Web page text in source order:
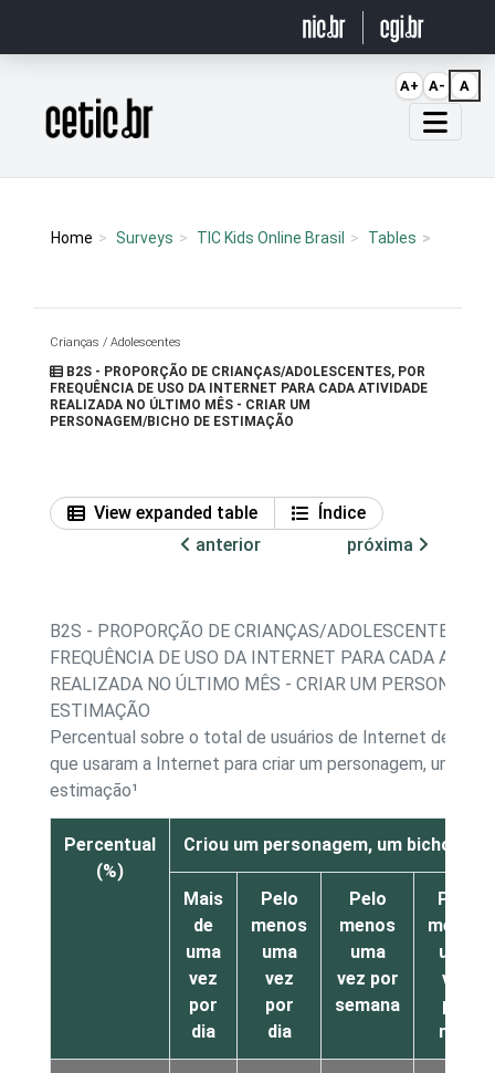
Página inicial
Home Surveys TIC Kids Online Brasil Tables
Crianças / Adolescentes
B2S - PROPORÇÃO DE CRIANÇAS/ADOLESCENTES, POR
FREQUÊNCIA DE USO DA INTERNET PARA CADA ATIVIDADE
REALIZADA NO ÚLTIMO MÊS - CRIAR UM
PERSONAGEM/BICHO DE ESTIMAÇÃO
View expanded table
Índice
anterior
próxima
B2S - PROPORÇÃO DE CRIANÇAS/ADOLESCENTES,
FREQUÊNCIA DE USO DA INTERNET PARA CADA
REALIZADA NO ÚLTIMO MÊS - CRIAR UM
ESTIMAÇÃO
Percentual sobre o total de usuários de Internet de 11 a
que usaram a Internet para criar um personagem, um
estimação¹
Percentual
(%)
Criou um personagem, um bicho de
Mais
de
uma
vez
por
dia
Pelo
menos
uma
vez
por
dia
Pelo
menos
uma
vez por
semana
Pelo
menos
uma
vez
por
mês
A+ A- A